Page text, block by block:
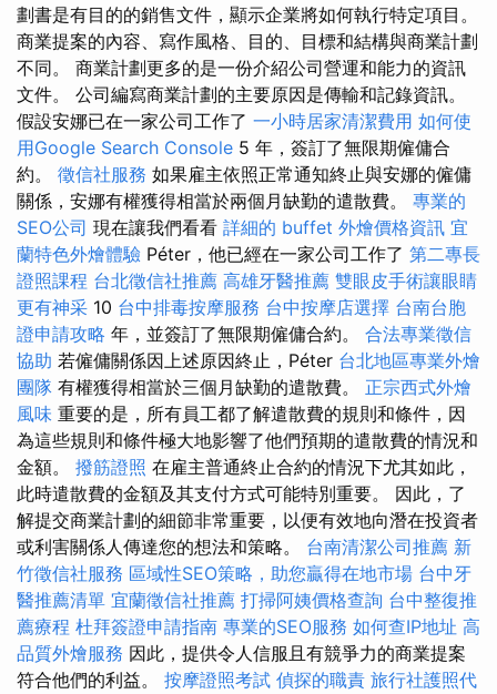
劃書是有目的的銷售文件，顯示企業將如何執行特定項目。
商業提案的內容、寫作風格、目的、目標和結構與商業計劃
不同。 商業計劃更多的是一份介紹公司營運和能力的資訊
文件。 公司編寫商業計劃的主要原因是傳輸和記錄資訊。
假設安娜已在一家公司工作了 一小時居家清潔費用 如何使
用Google Search Console 5 年，簽訂了無限期僱傭合
約。 徵信社服務 如果雇主依照正常通知終止與安娜的僱傭
關係，安娜有權獲得相當於兩個月缺勤的遣散費。 專業的
SEO公司 現在讓我們看看 詳細的 buffet 外燴價格資訊 宜
蘭特色外燴體驗 Péter，他已經在一家公司工作了 第二專長
證照課程 台北徵信社推薦 高雄牙醫推薦 雙眼皮手術讓眼睛
更有神采 10 台中排毒按摩服務 台中按摩店選擇 台南台胞
證申請攻略 年，並簽訂了無限期僱傭合約。 合法專業徵信
協助 若僱傭關係因上述原因終止，Péter 台北地區專業外燴
團隊 有權獲得相當於三個月缺勤的遣散費。 正宗西式外燴
風味 重要的是，所有員工都了解遣散費的規則和條件，因
為這些規則和條件極大地影響了他們預期的遣散費的情況和
金額。 撥筋證照 在雇主普通終止合約的情況下尤其如此，
此時遣散費的金額及其支付方式可能特別重要。 因此，了
解提交商業計劃的細節非常重要，以便有效地向潛在投資者
或利害關係人傳達您的想法和策略。 台南清潔公司推薦 新
竹徵信社服務 區域性SEO策略，助您贏得在地市場 台中牙
醫推薦清單 宜蘭徵信社推薦 打掃阿姨價格查詢 台中整復推
薦療程 杜拜簽證申請指南 專業的SEO服務 如何查IP地址 高
品質外燴服務 因此，提供令人信服且有競爭力的商業提案
符合他們的利益。 按摩證照考試 偵探的職責 旅行社護照代